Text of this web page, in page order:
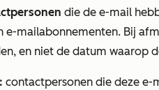
die de e-mail
e-mailabonnementen. Bij
en niet de datum waarop
contactpersonen die deze e-